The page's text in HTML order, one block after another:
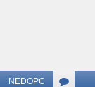
NEDOPC